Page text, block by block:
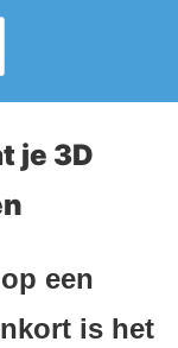
je 3D
een
is het